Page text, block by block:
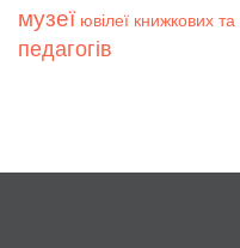
музеї ювілеї книжкових
педагогів